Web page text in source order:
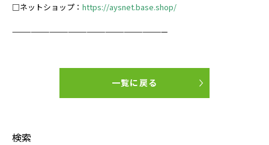
□ネットショップ： https://aysnet.base.shop/
—————————————————————————
一覧に戻る
検索